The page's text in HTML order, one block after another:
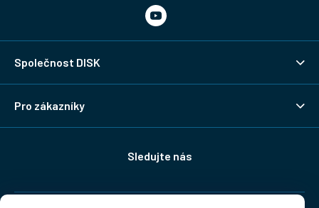
Společnost DISK
Pro zákazníky
Sledujte nás